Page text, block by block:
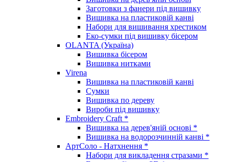
Заготовки з фанери під вишивку
Вишивка на пластиковій канві
Набори для вишивання хрестиком
Еко-сумки під вишивку бісером
OLANTA (Україна)
Вишивка бісером
Вишивка нитками
Virena
Вишивка на пластиковій канві
Сумки
Вишивка по дереву
Вироби під вишивку
Embroidery Craft *
Вишивка на дерев'яній основі *
Вишивка на водорозчинній канві *
АртСоло - Натхнення *
Набори для викладення стразами *